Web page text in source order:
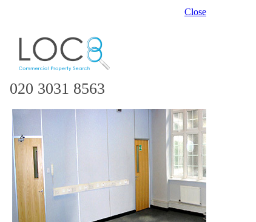
Close
020 3031 8563